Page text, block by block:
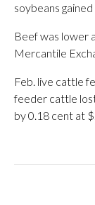
soybeans
Beef was lower
Mercantile
Feb. live cattle
feeder cattle
by 0.18 cent at